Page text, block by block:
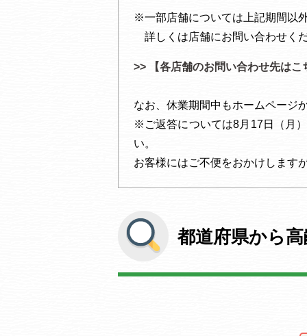
※一部店舗については上記期間以
詳しくは店舗にお問い合わせく
>> 【各店舗のお問い合わせ先はこ
なお、休業期間中もホームページ
※ご返答については8月17日（月
い。
お客様にはご不便をおかけします
都道府県から